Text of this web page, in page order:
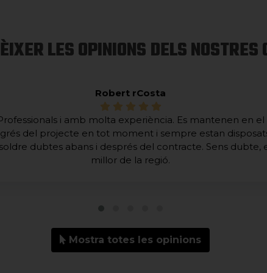
LES OPINIONS DELS NOSTRES
Robert rCosta
i amb molta experiència. Es mantenen en el
del projecte en tot moment i sempre estan
dubtes abans i després del contracte. Sens dubte,
millor de la regió.
Mostra totes les opinions